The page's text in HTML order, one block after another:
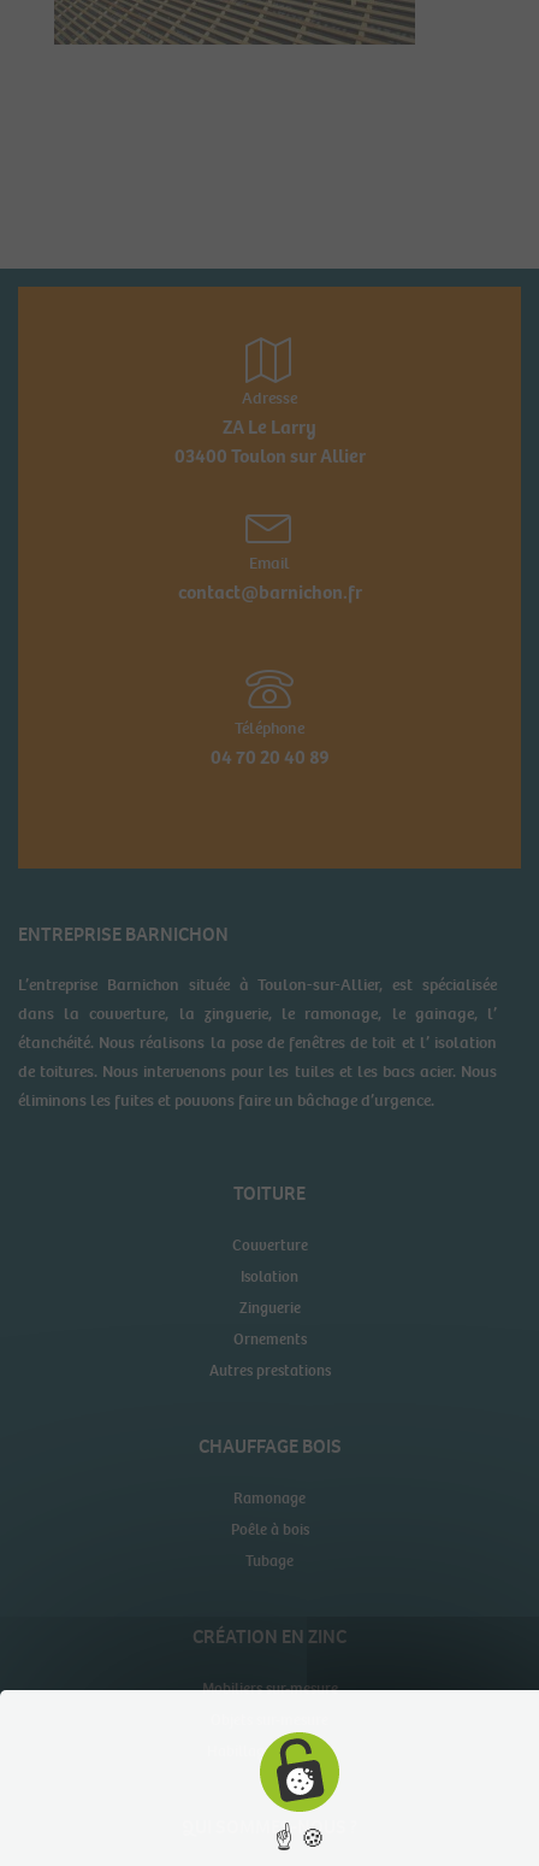
Adresse
ZA Le Larry
03400 Toulon sur Allier
Email
contact@barnichon.fr
Téléphone
04 70 20 40 89
ENTREPRISE BARNICHON
L’entreprise Barnichon située à Toulon-sur-Allier, est spécialisée
dans la couverture, la zinguerie, le ramonage, le gainage, l’
étanchéité. Nous réalisons la pose de fenêtres de toit et l’ isolation
de toitures. Nous intervenons pour les tuiles et les bacs acier. Nous
éliminons les fuites et pouvons faire un bâchage d’urgence.
TOITURE
Couverture
Isolation
Zinguerie
Ornements
Autres prestations
CHAUFFAGE BOIS
Ramonage
Poêle à bois
Tubage
CRÉATION EN ZINC
Mobiliers sur-mesure
Habillages muraux
QUI SOMMES-NOUS ?
☝ 🍪